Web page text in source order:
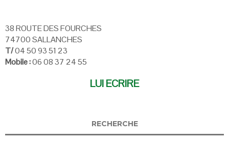
38 ROUTE DES FOURCHES
74700 SALLANCHES
T/04 50 93 51 23
Mobile :06 08 37 24 55
LUI ECRIRE
RECHERCHE